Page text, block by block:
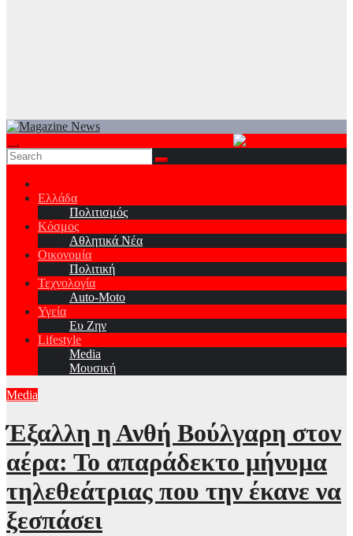
Ελλάδα
Πολιτισμός
Κόσμος
Αθλητικά Νέα
Οικονομία
Πολιτική
Τεχνολογία
Auto-Moto
Υγεία
Ευ Ζην
Lifestyle
Media
Μουσική
Media
Έξαλλη η Ανθή Βούλγαρη στον
αέρα: Το απαράδεκτο μήνυμα
τηλεθεάτριας που την έκανε να
ξεσπάσει